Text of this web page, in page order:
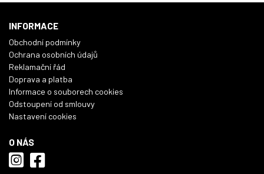
INFORMACE
Obchodní podmínky
Ochrana osobních údajů
Reklamační řád
Doprava a platba
Informace o souborech cookies
Odstoupení od smlouvy
Nastavení cookies
O NÁS